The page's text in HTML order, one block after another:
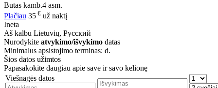
Butas kamb.4 asm.
Plačiau 35 € už naktį
Ineta
Aš kalbu Lietuvių, Русский
Nurodykite atvykimo/išvykimo datas
Minimalus apsistojimo terminas: d.
Šios datos užimtos
Papasakokite daugiau apie save ir savo kelionę
Viešnagės datos